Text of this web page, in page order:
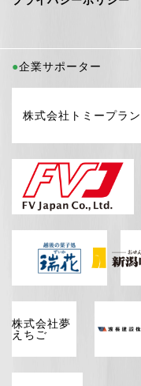
企業サポーター
株式会社トミープラ
株式会社夢
えちご